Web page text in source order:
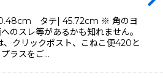
タテ| 45.72cm ※ 角のヨ
のスレ等があるかも知れません。
クリックポスト、こねこ便420と
ラスをご…